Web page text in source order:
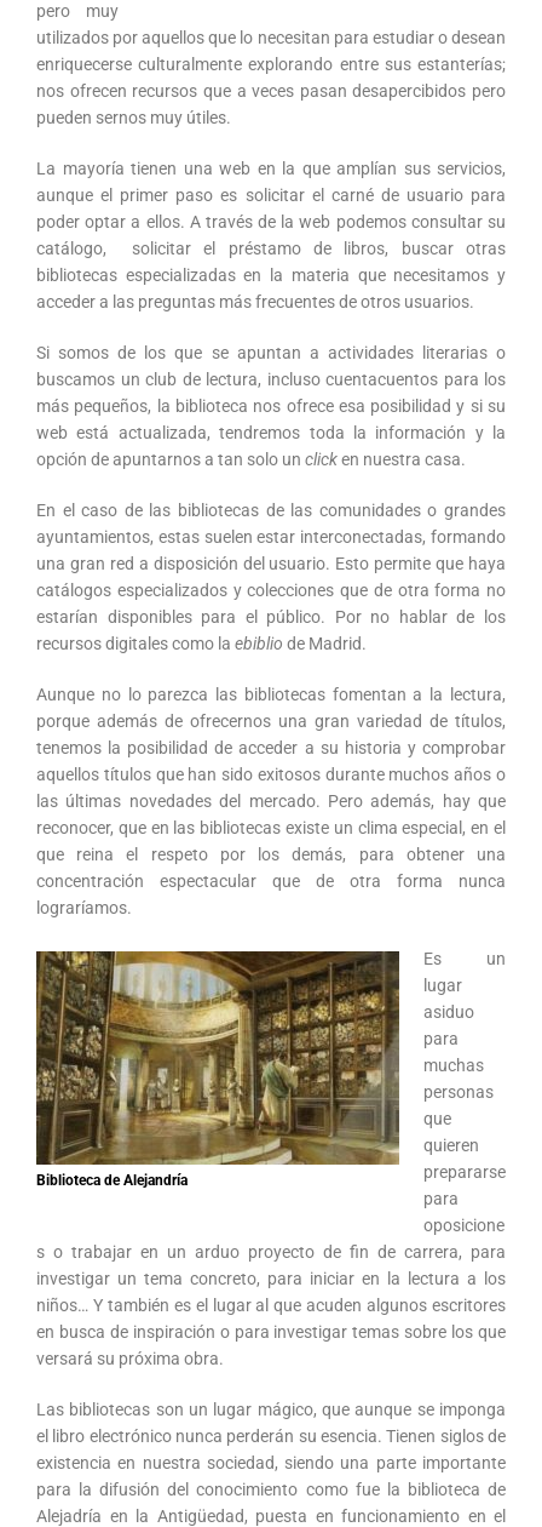
pero muy
utilizados por aquellos que lo necesitan para estudiar o desean
enriquecerse culturalmente explorando entre sus estanterías;
nos ofrecen recursos que a veces pasan desapercibidos pero
pueden sernos muy útiles.
La mayoría tienen una web en la que amplían sus servicios,
aunque el primer paso es solicitar el carné de usuario para
poder optar a ellos. A través de la web podemos consultar su
catálogo, solicitar el préstamo de libros, buscar otras
bibliotecas especializadas en la materia que necesitamos y
acceder a las preguntas más frecuentes de otros usuarios.
Si somos de los que se apuntan a actividades literarias o
buscamos un club de lectura, incluso cuentacuentos para los
más pequeños, la biblioteca nos ofrece esa posibilidad y si su
web está actualizada, tendremos toda la información y la
opción de apuntarnos a tan solo un clicken nuestra casa.
En el caso de las bibliotecas de las comunidades o grandes
ayuntamientos, estas suelen estar interconectadas, formando
una gran red a disposición del usuario. Esto permite que haya
catálogos especializados y colecciones que de otra forma no
estarían disponibles para el público. Por no hablar de los
recursos digitales como la ebiblio de Madrid.
Aunque no lo parezca las bibliotecas fomentan a la lectura,
porque además de ofrecernos una gran variedad de títulos,
tenemos la posibilidad de acceder a su historia y comprobar
aquellos títulos que han sido exitosos durante muchos años o
las últimas novedades del mercado. Pero además, hay que
reconocer, que en las bibliotecas existe un clima especial, en el
que reina el respeto por los demás, para obtener una
concentración espectacular que de otra forma nunca
lograríamos.
Biblioteca de Alejandría
Es un
lugar
asiduo
para
muchas
personas
que
quieren
prepararse
para
oposicione
s o trabajar en un arduo proyecto de fin de carrera, para
investigar un tema concreto, para iniciar en la lectura a los
niños… Y también es el lugar al que acuden algunos escritores
en busca de inspiración o para investigar temas sobre los que
versará su próxima obra.
Las bibliotecas son un lugar mágico, que aunque se imponga
el libro electrónico nunca perderán su esencia. Tienen siglos de
existencia en nuestra sociedad, siendo una parte importante
para la difusión del conocimiento como fue la biblioteca de
Alejadría en la Antigüedad, puesta en funcionamiento en el